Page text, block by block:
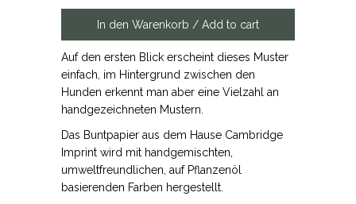
Auf den ersten Blick erscheint dieses Muster
einfach, im Hintergrund zwischen den
Hunden erkennt man aber eine Vielzahl an
handgezeichneten Mustern.
Das Buntpapier aus dem Hause Cambridge
Imprint wird mit handgemischten,
umweltfreundlichen, auf Pflanzenöl
basierenden Farben hergestellt.